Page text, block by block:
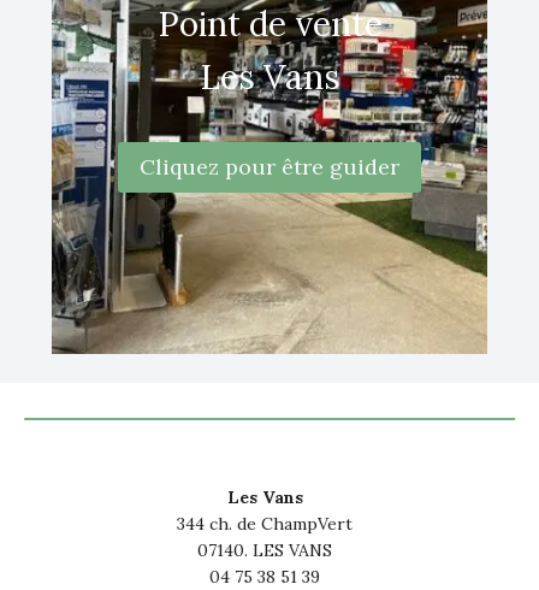
Point de vente
Les Vans
Cliquez pour être guider
Les Vans
344 ch. de ChampVert
07140. LES VANS
04 75 38 51 39